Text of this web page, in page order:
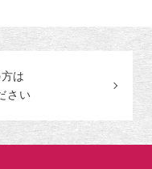
方は
さい